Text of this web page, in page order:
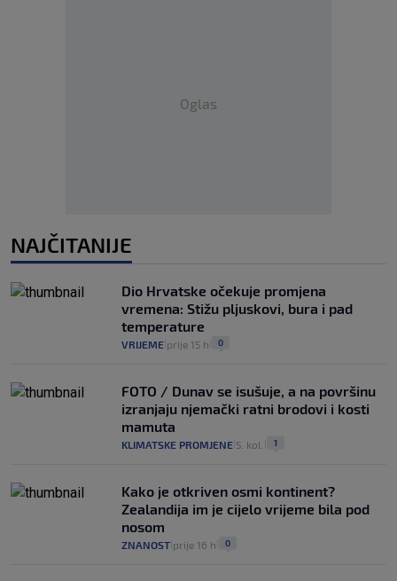
Oglas
NAJČITANIJE
Dio Hrvatske očekuje promjena
vremena: Stižu pljuskovi, bura i pad
temperature
VRIJEME prije 15 h 0
FOTO / Dunav se isušuje, a na površinu
izranjaju njemački ratni brodovi i kosti
mamuta
KLIMATSKE PROMJENE 5. kol. 1
Kako je otkriven osmi kontinent?
Zealandija im je cijelo vrijeme bila pod
nosom
ZNANOST prije 16 h 0